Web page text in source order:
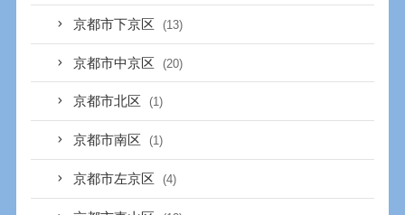
京都市下京区 (13)
京都市中京区 (20)
京都市北区 (1)
京都市南区 (1)
京都市左京区 (4)